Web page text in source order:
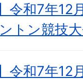
令和7年
トン競技
令和7年